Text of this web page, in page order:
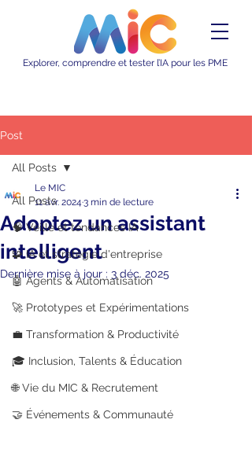
Explorer, comprendre et tester l’IA pour les PME
Post
All Posts
🧠 Veille et tendances IA
🧩 IA et stratégie d'entreprise
🤖 Agents & Automatisation
🚀 Prototypes et Expérimentations
💼 Transformation & Productivité
🎓 Inclusion, Talents & Éducation
🌐 Vie du MIC & Recrutement
🤝 Événements & Communauté
All Posts
Adoptez un assistant
intelligent
Le MIC
11 avr. 2024 3 min de lecture
Dernière mise à jour : 3 déc. 2025